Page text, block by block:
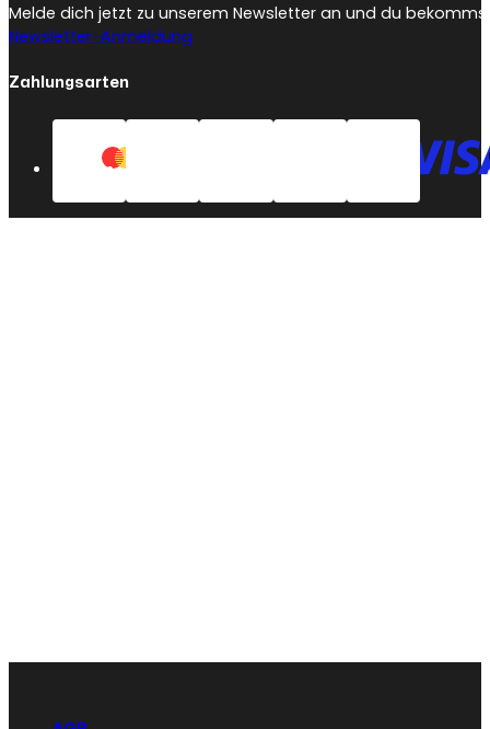
Melde dich jetzt zu unserem Newsletter an und du
Newsletter-Anmeldung
Zahlungsarten